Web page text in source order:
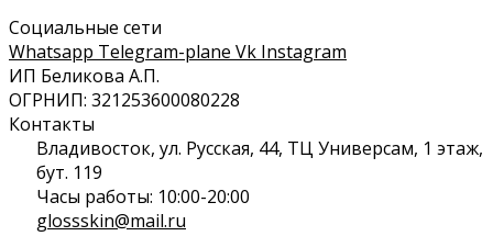
Социальные сети
Whatsapp Telegram-plane Vk Instagram
ИП Беликова А.П.
ОГРНИП: 321253600080228
Контакты
Владивосток, ул. Русская, 44, ТЦ Универсам, 1 этаж,
бут. 119
Часы работы: 10:00-20:00
glossskin@mail.ru